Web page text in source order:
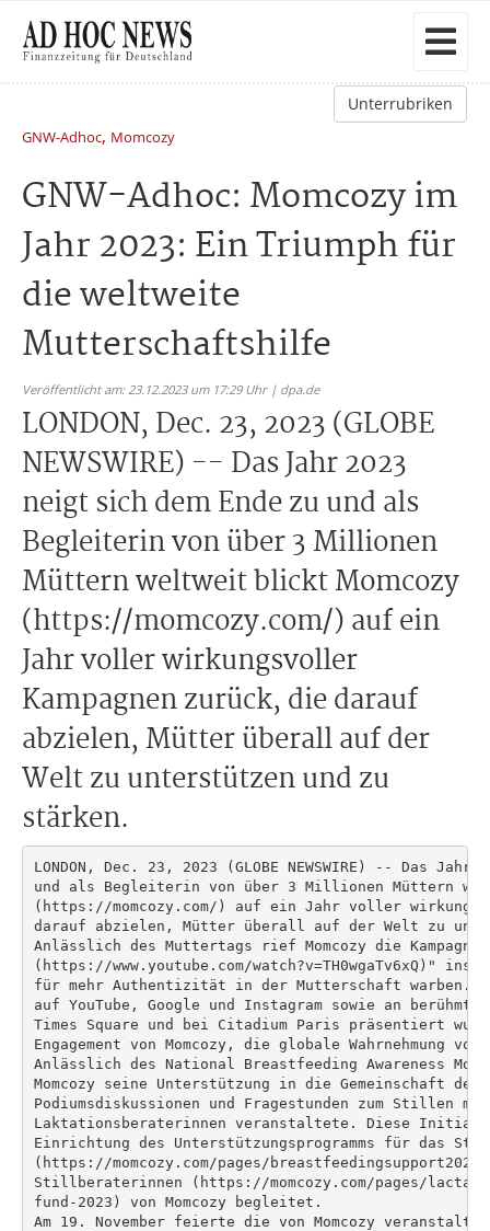
Unterrubriken
GNW-Adhoc, Momcozy
GNW-Adhoc: Momcozy im
Jahr 2023: Ein Triumph für
die weltweite
Mutterschaftshilfe
Veröffentlicht am: 23.12.2023 um 17:29 Uhr | dpa.de
LONDON, Dec. 23, 2023 (GLOBE
NEWSWIRE) -- Das Jahr 2023
neigt sich dem Ende zu und als
Begleiterin von über 3 Millionen
Müttern weltweit blickt Momcozy
(https://momcozy.com/) auf ein
Jahr voller wirkungsvoller
Kampagnen zurück, die darauf
abzielen, Mütter überall auf der
Welt zu unterstützen und zu
stärken.
LONDON, Dec. 23, 2023 (GLOBE NEWSWIRE) -- Das
und als Begleiterin von über 3 Millionen Müttern
(https://momcozy.com/) auf ein Jahr voller
darauf abzielen, Mütter überall auf der Welt zu
Anlässlich des Muttertags rief Momcozy die Kampagne
(https://www.youtube.com/watch?v=TH0wgaTv6xQ)"
für mehr Authentizität in der Mutterschaft
auf YouTube, Google und Instagram sowie an
Times Square und bei Citadium Paris präsentiert
Engagement von Momcozy, die globale Wahrnehmung
Anlässlich des National Breastfeeding Awareness
Momcozy seine Unterstützung in die Gemeinschaft
Podiumsdiskussionen und Fragestunden zum Stillen
Laktationsberaterinnen veranstaltete. Diese
Einrichtung des Unterstützungsprogramms für das
(https://momcozy.com/pages/
Stillberaterinnen (https://momcozy.com/pages/
fund-2023) von Momcozy begleitet.
Am 19. November feierte die von Momcozy